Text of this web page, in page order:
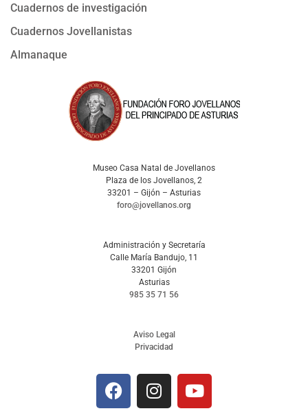
Cuadernos de investigación
Cuadernos Jovellanistas
Almanaque
Museo Casa Natal de Jovellanos
Plaza de los Jovellanos, 2
33201 – Gijón – Asturias
foro@jovellanos.org
Administración y Secretaría
Calle María Bandujo, 11
33201 Gijón
Asturias
985 35 71 56
Aviso Legal
Privacidad